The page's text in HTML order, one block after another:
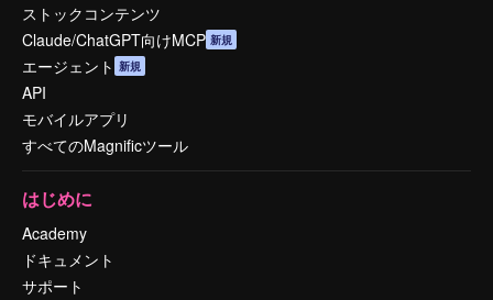
ストックコンテンツ
Claude/ChatGPT向けMCP 新規
エージェント 新規
API
モバイルアプリ
すべてのMagnificツール
はじめに
Academy
ドキュメント
サポート